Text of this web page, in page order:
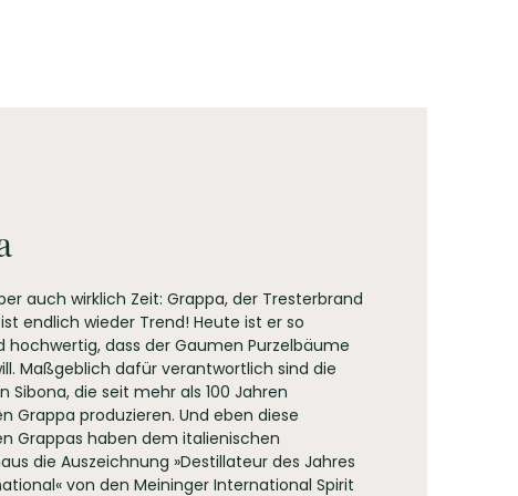
Wein - und Spirituosenwettbewerb
nach dem 100 Punkte System aber auch mit
verteilt werden.
auch wirklich Zeit: Grappa, der Tresterbrand
endlich wieder Trend! Heute ist er so
hochwertig, dass der Gaumen Purzelbäume
Maßgeblich dafür verantwortlich sind die
Sibona, die seit mehr als 100 Jahren
Grappa produzieren. Und eben diese
Grappas haben dem italienischen
die Auszeichnung »Destillateur des Jahres
von den Meininger International Spirit